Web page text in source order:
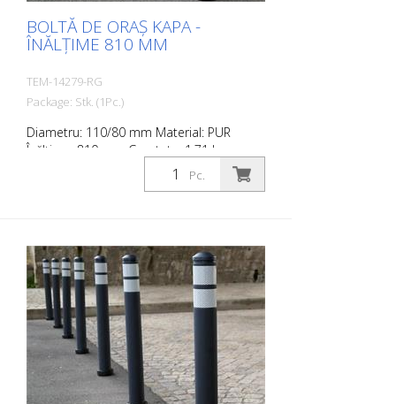
BOLTĂ DE ORAȘ KAPA -
ÎNĂLȚIME 810 MM
TEM-14279-RG
Package: Stk. (1Pc.)
Diametru: 110/80 mm Material: PUR
Înălțime: 810 mm Greutate: 1,71 kg
Culoare: gri antracit 2 benzi
retroreflectorizante RAC 2 (fără material
elastici ca și cauciucul atunci când sunt
loviți sau rostogoliți.
Pc.